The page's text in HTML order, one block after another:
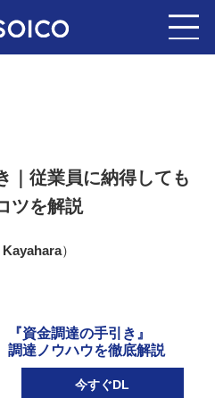
｜従業員に納得しても
ツを解説
）
『資金調達の手引き』
調達ノウハウを徹底解説
今すぐDL